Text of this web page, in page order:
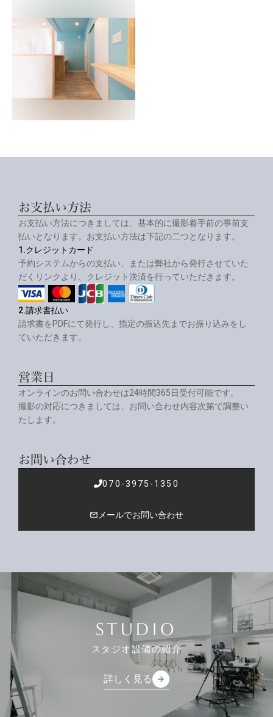
お支払い方法
お支払い方法につきましては、基本的に撮影着手前の事前支
払いとなります。お支払い方法は下記の二つとなります。
1.クレジットカード
予約システムからの支払い、または弊社から発行させていた
だくリンクより、クレジット決済を行っていただきます。
2.請求書払い
請求書をPDFにて発行し、指定の振込先までお振り込みをし
ていただきます。
営業日
オンラインのお問い合わせは24時間365日受付可能です。
撮影の対応につきましては、お問い合わせ内容次第で調整い
たします。
お問い合わせ
070-3975-1350
mail_outline メールでお問い合わせ
STUDIO
スタジオ設備の紹介
詳しく見る
詳しく見る
arrow_forward
arrow_forward